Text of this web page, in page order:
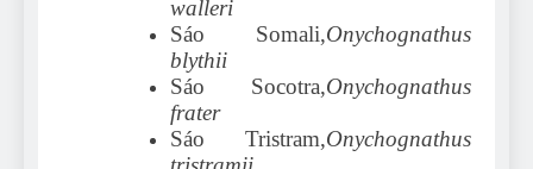
walleri
Sáo Somali,Onychognathus
blythii
Sáo Socotra,Onychognathus
frater
Sáo Tristram,Onychognathus